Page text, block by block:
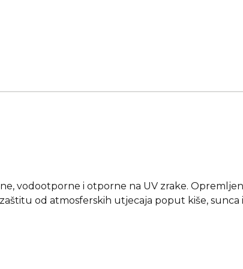
vodootporne i otporne na UV zrake.
od atmosferskih utjecaja poput kiše, sunca i